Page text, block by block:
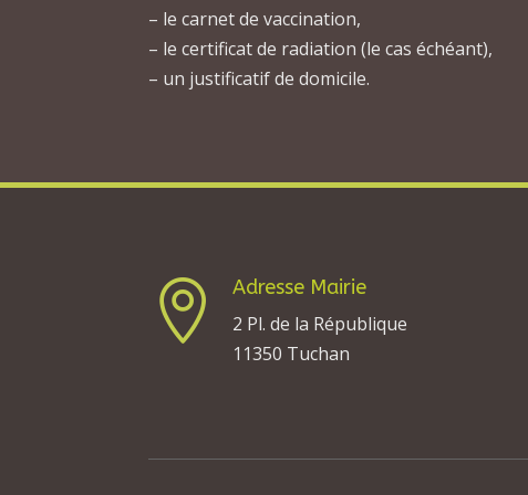
– le carnet de vaccination,
– le certificat de radiation (le cas échéant),
– un justificatif de domicile.

Adresse Mairie
2 Pl. de la République
11350 Tuchan